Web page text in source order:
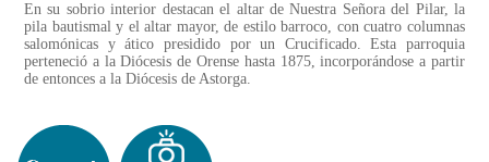
En su sobrio interior destacan el altar de Nuestra Señora del Pilar, la
pila bautismal y el altar mayor, de estilo barroco, con cuatro columnas
salomónicas y ático presidido por un Crucificado. Esta parroquia
perteneció a la Diócesis de Orense hasta 1875, incorporándose a partir
de entonces a la Diócesis de Astorga.